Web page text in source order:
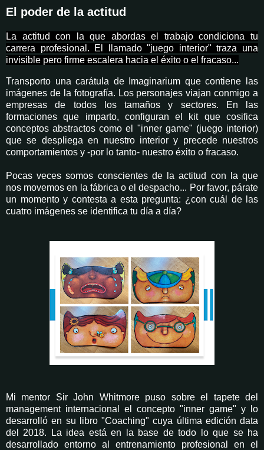
El poder de la actitud
La actitud con la que abordas el trabajo condiciona tu
carrera profesional. El llamado "juego interior" traza una
invisible pero firme escalera hacia el éxito o el fracaso...
Transporto una carátula de Imaginarium que contiene las
imágenes de la fotografía. Los personajes viajan conmigo a
empresas de todos los tamaños y sectores. En las
formaciones que imparto, configuran el kit que cosifica
conceptos abstractos como el "inner game" (juego interior)
que se despliega en nuestro interior y precede nuestros
comportamientos y -por lo tanto- nuestro éxito o fracaso.
Pocas veces somos conscientes de la actitud con la que
nos movemos en la fábrica o el despacho... Por favor, párate
un momento y contesta a esta pregunta: ¿con cuál de las
cuatro imágenes se identifica tu día a día?
Mi mentor Sir John Whitmore puso sobre el tapete del
management internacional el concepto "inner game" y lo
desarrolló en su libro "Coaching" cuya última edición data
del 2018. La idea está en la base de todo lo que se ha
desarrollado entorno al entrenamiento profesional en el